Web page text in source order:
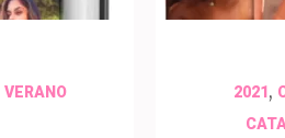
VERANO
2021,